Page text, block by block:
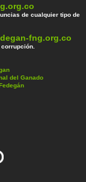
de cualquier tipo de
fng.org.co
del Ganado